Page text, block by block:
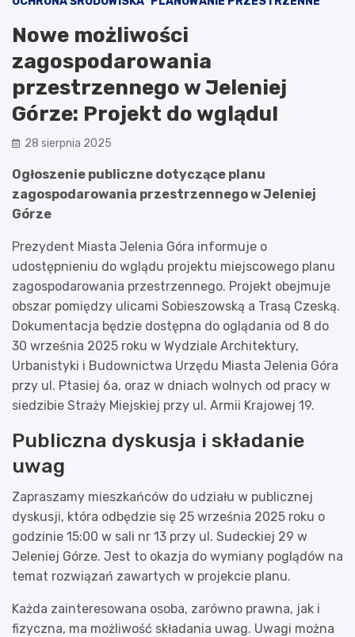
Nowe możliwości
zagospodarowania
przestrzennego w Jeleniej
Górze: Projekt do wglądu!
28 sierpnia 2025
Ogłoszenie publiczne dotyczące planu
zagospodarowania przestrzennego w Jeleniej
Górze
Prezydent Miasta Jelenia Góra informuje o
udostępnieniu do wglądu projektu miejscowego planu
zagospodarowania przestrzennego. Projekt obejmuje
obszar pomiędzy ulicami Sobieszowską a Trasą Czeską.
Dokumentacja będzie dostępna do oglądania od 8 do
30 września 2025 roku w Wydziale Architektury,
Urbanistyki i Budownictwa Urzędu Miasta Jelenia Góra
przy ul. Ptasiej 6a, oraz w dniach wolnych od pracy w
siedzibie Straży Miejskiej przy ul. Armii Krajowej 19.
Publiczna dyskusja i składanie
uwag
Zapraszamy mieszkańców do udziału w publicznej
dyskusji, która odbędzie się 25 września 2025 roku o
godzinie 15:00 w sali nr 13 przy ul. Sudeckiej 29 w
Jeleniej Górze. Jest to okazja do wymiany poglądów na
temat rozwiązań zawartych w projekcie planu.
Każda zainteresowana osoba, zarówno prawna, jak i
fizyczna, ma możliwość składania uwag. Uwagi można